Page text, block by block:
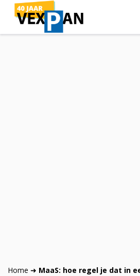
Home ➜ MaaS: hoe regel je dat in